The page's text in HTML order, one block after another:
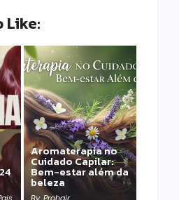
Like:
Aromaterapia no
Cuidado Capilar:
Bem-estar além da
beleza